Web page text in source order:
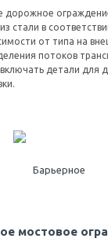
дорожное
стали в
от типа на
потоков
детали для
мостовое